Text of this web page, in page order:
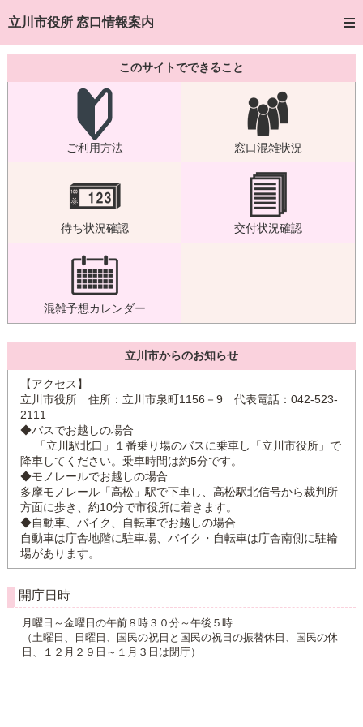
立川市役所 窓口情報案内
トップページへ
ご利用方法
窓口混雑状況
待ち状況確認
混雑予想カレンダー
このサイトでできること
ご利用方法 窓口混雑状況
待ち状況確認 交付状況確認
混雑予想カレンダー
立川市からのお知らせ
【アクセス】
立川市役所 住所：立川市泉町1156－9 代表電話：042-523-
2111
◆バスでお越しの場合
「立川駅北口」１番乗り場のバスに乗車し「立川市役所」で
降車してください。乗車時間は約5分です。
◆モノレールでお越しの場合
多摩モノレール「高松」駅で下車し、高松駅北信号から裁判所
方面に歩き、約10分で市役所に着きます。
◆自動車、バイク、自転車でお越しの場合
自動車は庁舎地階に駐車場、バイク・自転車は庁舎南側に駐輪
場があります。
開庁日時
月曜日～金曜日の午前８時３０分～午後５時
（土曜日、日曜日、国民の祝日と国民の祝日の振替休日、国民の休
日、１２月２９日～１月３日は閉庁）